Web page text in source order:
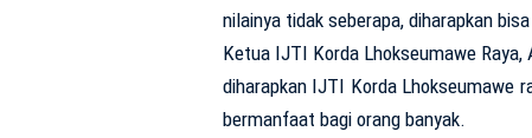
nilainya tidak seberapa, diharapkan
Ketua IJTI Korda Lhokseumawe
diharapkan IJTI Korda Lhokseumawe
bermanfaat bagi orang banyak.